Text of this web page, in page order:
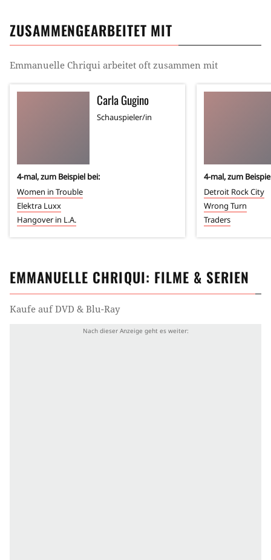
ZUSAMMENGEARBEITET MIT
Emmanuelle Chriqui arbeitet oft zusammen mit
Carla Gugino
Schauspieler/in
4-mal, zum Beispiel bei:
Women in Trouble
Elektra Luxx
Hangover in L.A.
4-mal, zum
Detroit Rock City
Wrong Turn
Traders
EMMANUELLE CHRIQUI: FILME & SERIEN
Kaufe auf DVD & Blu-Ray